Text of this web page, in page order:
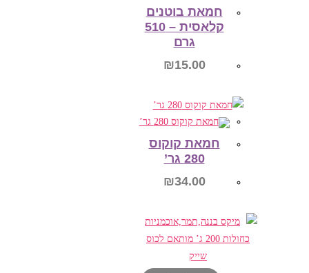
המוצר
חמאת בוטנים
קלאסית – 510
גרם
₪15.00
הוספה לסל
חמאת קוקוס
280 גר’
₪34.00
הוספה לסל